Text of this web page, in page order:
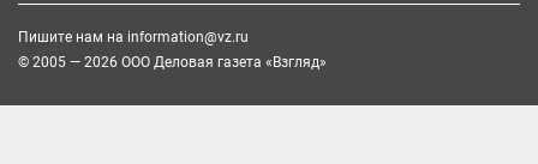
Пишите нам на information@vz.ru
© 2005 — 2026 ООО Деловая газета «Взгляд»